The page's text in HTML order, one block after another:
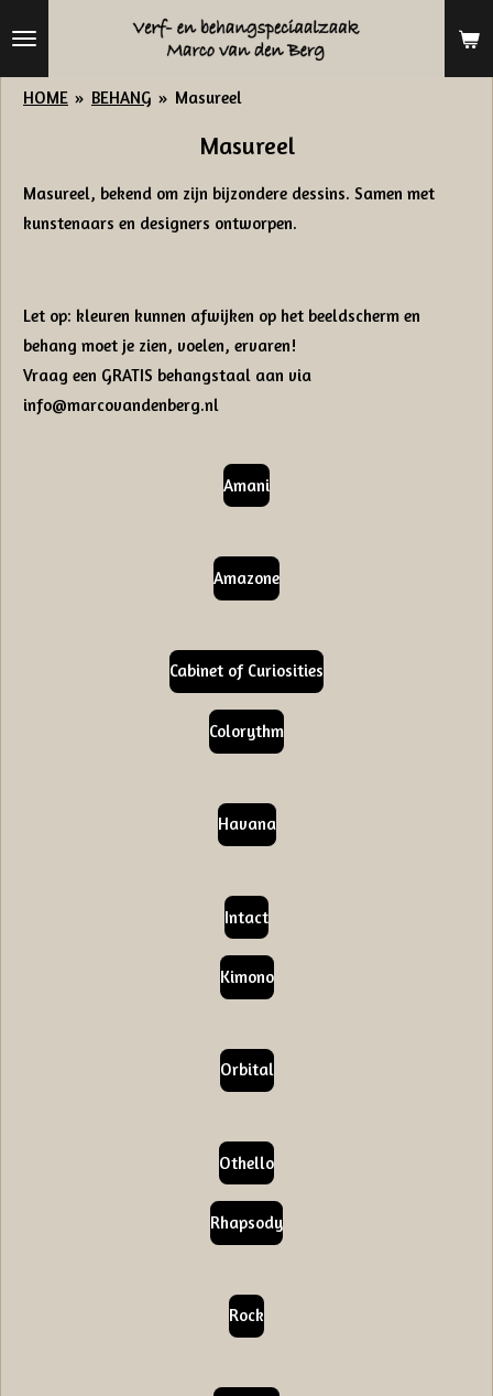
HOME » BEHANG » Masureel
Masureel
Masureel, bekend om zijn bijzondere dessins. Samen met
kunstenaars en designers ontworpen.
Let op: kleuren kunnen afwijken op het beeldscherm en
behang moet je zien, voelen, ervaren!
Vraag een GRATIS behangstaal aan via
info@marcovandenberg.nl
Amani
Amazone
Cabinet of Curiosities
Colorythm
Havana
Intact
Kimono
Orbital
Othello
Rhapsody
Rock